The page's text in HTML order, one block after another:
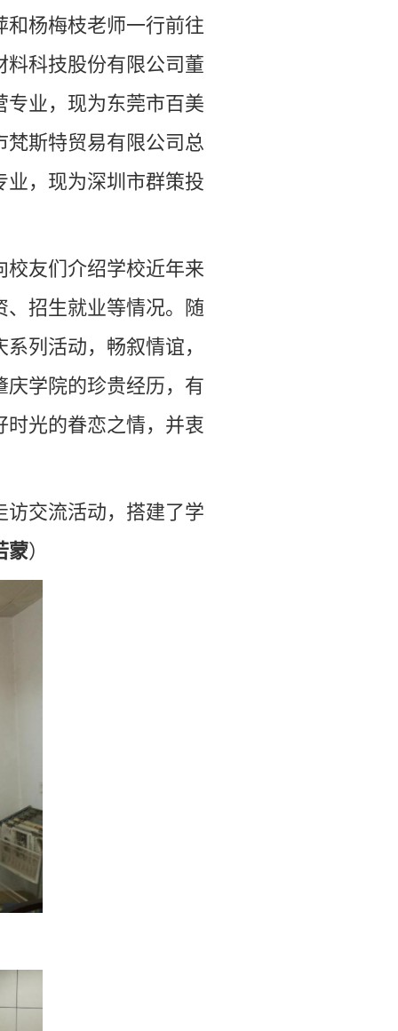
和杨梅枝老师一行前往
料科技股份有限公司董
专业，现为东莞市百美
梵斯特贸易有限公司总
业，现为深圳市群策投
友们介绍学校近年来
招生就业等情况。随
列活动，畅叙情谊，
庆学院的珍贵经历，有
光的眷恋之情，并衷
交流活动，搭建了学
蒙）